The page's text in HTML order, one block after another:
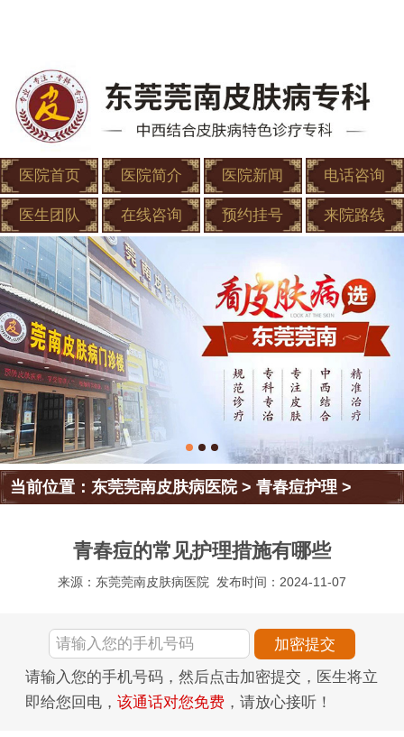
医院首页 医院简介 医院新闻 电话咨询
医生团队 在线咨询 预约挂号 来院路线
当前位置：东莞莞南皮肤病医院>青春痘护理 >
青春痘的常见护理措施有哪些
来源：东莞莞南皮肤病医院 发布时间：2024-11-07
请输入您的手机号码，然后点击加密提交，医生将立
即给您回电， 该通话对您免费 ，请放心接听！